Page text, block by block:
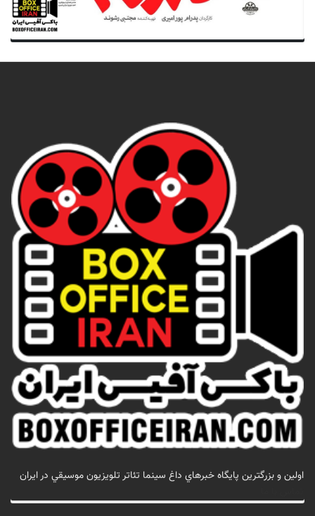
اولين و بزرگترين پايگاه خبرهاي داغ سينما تئاتر تلويزيون موسيقي در ايران